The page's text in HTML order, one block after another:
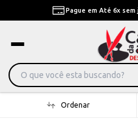
Pague em Até 6x sem
Ordenar